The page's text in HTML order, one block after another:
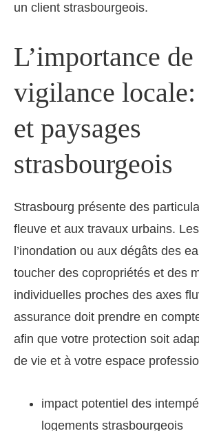
un client strasbourgeois.
L’importance
vigilance
et paysages
strasbourgeois
Strasbourg présente des
fleuve et aux travaux urbains.
l’inondation ou aux dégâts des
toucher des copropriétés et des
individuelles proches des axes
assurance doit prendre en
afin que votre protection soit
de vie et à votre espace
impact potentiel des
logements strasbourgeois